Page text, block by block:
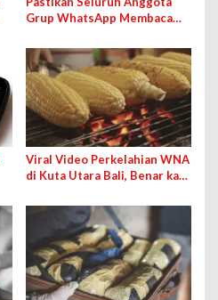
Grup WhatsApp Membaca
Viral Video Perkelahian WNA
di Kuta Utara Bali, Benar kah